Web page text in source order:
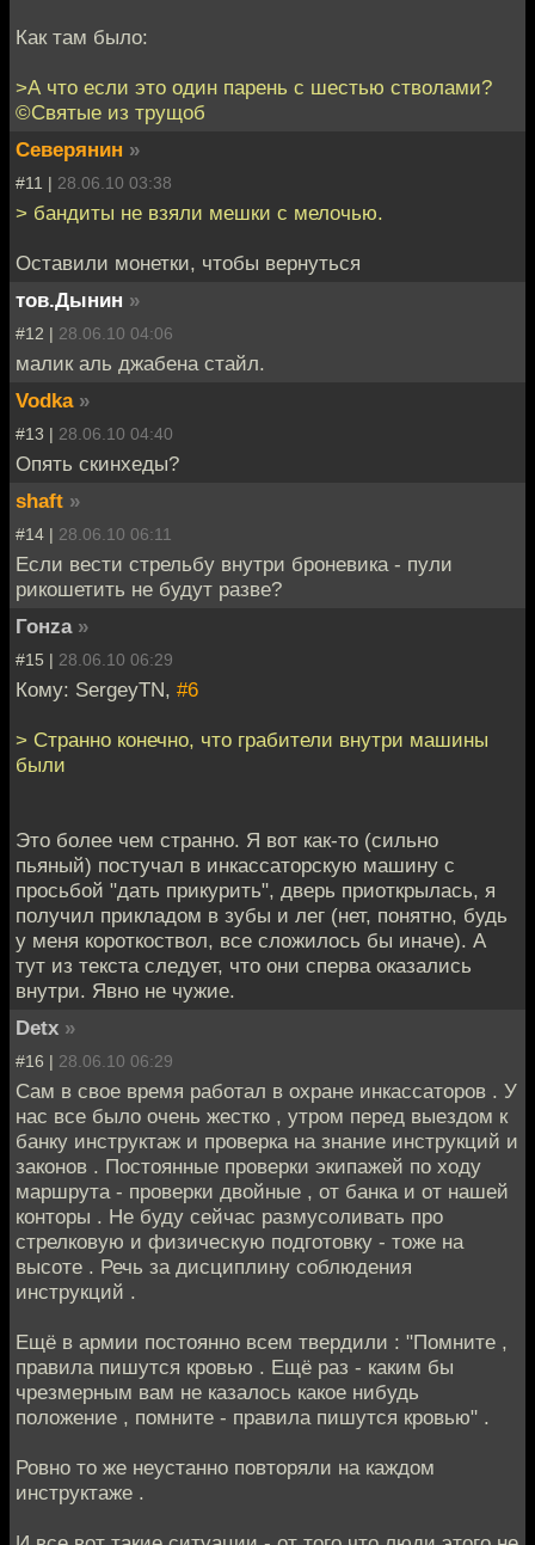
Как там было:
>А что если это один парень с шестью стволами?
©Святые из трущоб
Северянин »
#11 | 28.06.10 03:38
> бандиты не взяли мешки с мелочью.
Оставили монетки, чтобы вернуться
тов.Дынин »
#12 | 28.06.10 04:06
малик аль джабена стайл.
Vodka »
#13 | 28.06.10 04:40
Опять скинхеды?
shaft »
#14 | 28.06.10 06:11
Если вести стрельбу внутри броневика - пули
рикошетить не будут разве?
Гонzа »
#15 | 28.06.10 06:29
Кому: SergeyTN, #6
> Странно конечно, что грабители внутри машины
были
Это более чем странно. Я вот как-то (сильно
пьяный) постучал в инкассаторскую машину с
просьбой "дать прикурить", дверь приоткрылась, я
получил прикладом в зубы и лег (нет, понятно, будь
у меня короткоствол, все сложилось бы иначе). А
тут из текста следует, что они сперва оказались
внутри. Явно не чужие.
Detx »
#16 | 28.06.10 06:29
Сам в свое время работал в охране инкассаторов . У
нас все было очень жестко , утром перед выездом к
банку инструктаж и проверка на знание инструкций и
законов . Постоянные проверки экипажей по ходу
маршрута - проверки двойные , от банка и от нашей
конторы . Не буду сейчас размусоливать про
стрелковую и физическую подготовку - тоже на
высоте . Речь за дисциплину соблюдения
инструкций .
Ещё в армии постоянно всем твердили : "Помните ,
правила пишутся кровью . Ещё раз - каким бы
чрезмерным вам не казалось какое нибудь
положение , помните - правила пишутся кровью" .
Ровно то же неустанно повторяли на каждом
инструктаже .